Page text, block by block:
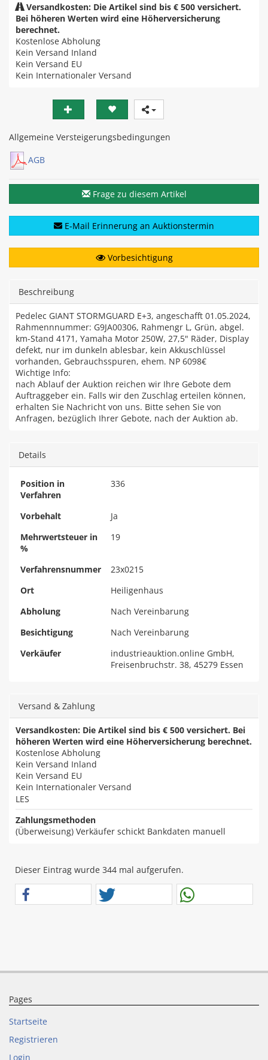
Versandkosten: Die Artikel sind bis € 500 versichert.
Bei höheren Werten wird eine Höherversicherung
berechnet.
Kostenlose Abholung
Kein Versand Inland
Kein Versand EU
Kein Internationaler Versand
Allgemeine Versteigerungsbedingungen
AGB
Frage zu diesem Artikel
E-Mail Erinnerung an Auktionstermin
Vorbesichtigung
Beschreibung
Pedelec GIANT STORMGUARD E+3, angeschafft 01.05.2024,
Rahmennnummer: G9JA00306, Rahmengr L, Grün, abgel.
km-Stand 4171, Yamaha Motor 250W, 27,5" Räder, Display
defekt, nur im dunkeln ablesbar, kein Akkuschlüssel
vorhanden, Gebrauchsspuren, ehem. NP 6098€
Wichtige Info:
nach Ablauf der Auktion reichen wir Ihre Gebote dem
Auftraggeber ein. Falls wir den Zuschlag erteilen können,
erhalten Sie Nachricht von uns. Bitte sehen Sie von
Anfragen, bezüglich Ihrer Gebote, nach der Auktion ab.
Details
Position in
Verfahren
336
Vorbehalt
Ja
Mehrwertsteuer in
%
19
Verfahrensnummer
23x0215
Ort
Heiligenhaus
Abholung
Nach Vereinbarung
Besichtigung
Nach Vereinbarung
Verkäufer
industrieauktion.online GmbH,
Freisenbruchstr. 38, 45279 Essen
Versand & Zahlung
Versandkosten: Die Artikel sind bis € 500 versichert. Bei
höheren Werten wird eine Höherversicherung berechnet.
Kostenlose Abholung
Kein Versand Inland
Kein Versand EU
Kein Internationaler Versand
LES
Zahlungsmethoden
(Überweisung) Verkäufer schickt Bankdaten manuell
Dieser Eintrag wurde 344 mal aufgerufen.
Pages
Startseite
Registrieren
Login